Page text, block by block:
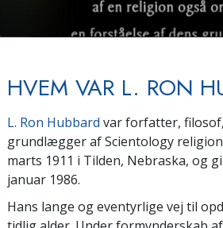
HVEM VAR L. RON
L. Ron Hubbard var forfatter,
grundlægger af Scientology
marts 1911 i Tilden, Nebraska, og
januar 1986.
Hans lange og eventyrlige vej til